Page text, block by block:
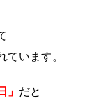
ています。
」 だと